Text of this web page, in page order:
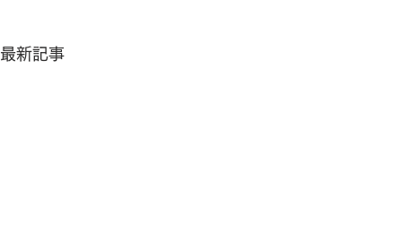
最新記事